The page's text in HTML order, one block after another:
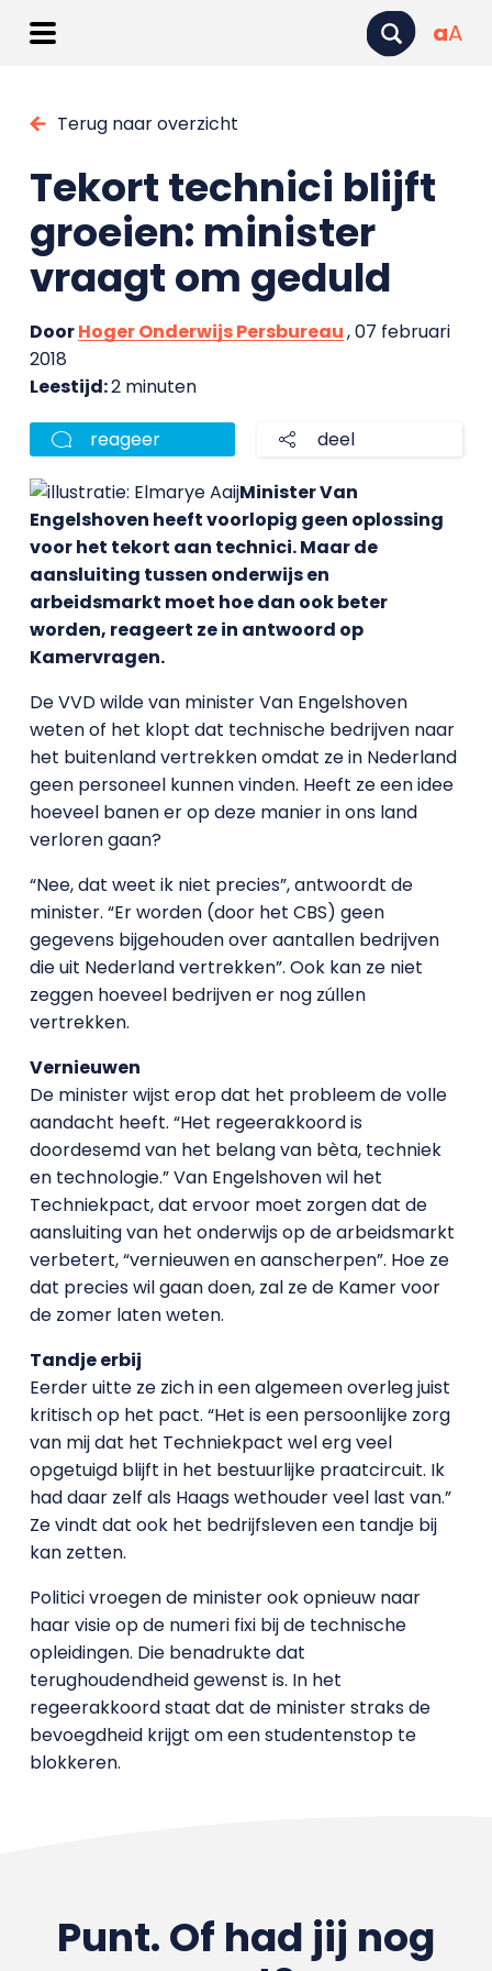
aA
Terug naar overzicht
Tekort technici blijft
groeien: minister
vraagt om geduld
DoorHoger Onderwijs Persbureau, 07 februari
2018
Leestijd:2 minuten
reageer deel
Minister Van
Engelshoven heeft voorlopig geen oplossing
voor het tekort aan technici. Maar de
aansluiting tussen onderwijs en
arbeidsmarkt moet hoe dan ook beter
worden, reageert ze in antwoord op
Kamervragen.
De VVD wilde van minister Van Engelshoven
weten of het klopt dat technische bedrijven naar
het buitenland vertrekken omdat ze in Nederland
geen personeel kunnen vinden. Heeft ze een idee
hoeveel banen er op deze manier in ons land
verloren gaan?
“Nee, dat weet ik niet precies”, antwoordt de
minister. “Er worden (door het CBS) geen
gegevens bijgehouden over aantallen bedrijven
die uit Nederland vertrekken”. Ook kan ze niet
zeggen hoeveel bedrijven er nog zúllen
vertrekken.
Vernieuwen
De minister wijst erop dat het probleem de volle
aandacht heeft. “Het regeerakkoord is
doordesemd van het belang van bèta, techniek
en technologie.” Van Engelshoven wil het
Techniekpact, dat ervoor moet zorgen dat de
aansluiting van het onderwijs op de arbeidsmarkt
verbetert, “vernieuwen en aanscherpen”. Hoe ze
dat precies wil gaan doen, zal ze de Kamer voor
de zomer laten weten.
Tandje erbij
Eerder uitte ze zich in een algemeen overleg juist
kritisch op het pact. “Het is een persoonlijke zorg
van mij dat het Techniekpact wel erg veel
opgetuigd blijft in het bestuurlijke praatcircuit. Ik
had daar zelf als Haags wethouder veel last van.”
Ze vindt dat ook het bedrijfsleven een tandje bij
kan zetten.
Politici vroegen de minister ook opnieuw naar
haar visie op de numeri fixi bij de technische
opleidingen. Die benadrukte dat
terughoudendheid gewenst is. In het
regeerakkoord staat dat de minister straks de
bevoegdheid krijgt om een studentenstop te
blokkeren.
Punt. Of had jij nog